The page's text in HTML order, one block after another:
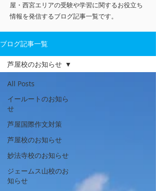
屋・西宮エリアの受験や学習に関するお役立ち
情報を発信するブログ記事一覧です。
ブログ記事一覧
All Posts
イールートのお知ら
せ
芦屋国際作文対策
芦屋校のお知らせ
妙法寺校のお知らせ
ジェームス山校のお
知らせ
芦屋校のお知らせ